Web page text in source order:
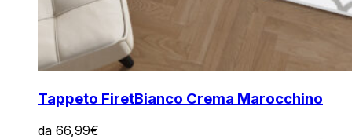
Tappeto FiretBianco Crema Marocchino
da 66,99€